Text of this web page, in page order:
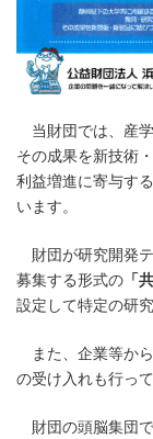
当財団では、産
その成果を新技術
利益増進に寄与す
います。
財団が研究開発
募集する形式の 「
設定して特定の研
また、企業等か
の受け入れも行って
財団の頭脳集団